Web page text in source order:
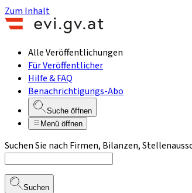
Zum Inhalt
Alle Veröffentlichungen
Für Veröffentlicher
Hilfe & FAQ
Benachrichtigungs-Abo
Suche öffnen
Menü öffnen
Suchen Sie nach Firmen, Bilanzen,
Suchen